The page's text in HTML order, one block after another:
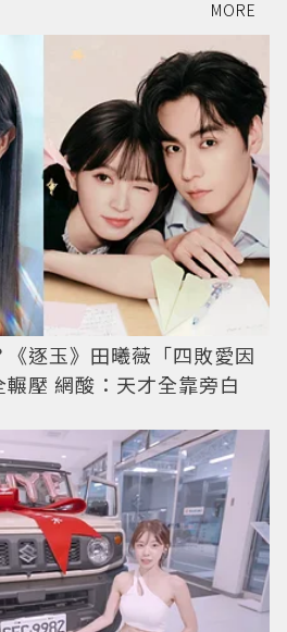
MORE
逐玉》田曦薇「四敗愛因
壓 網酸：天才全靠旁白